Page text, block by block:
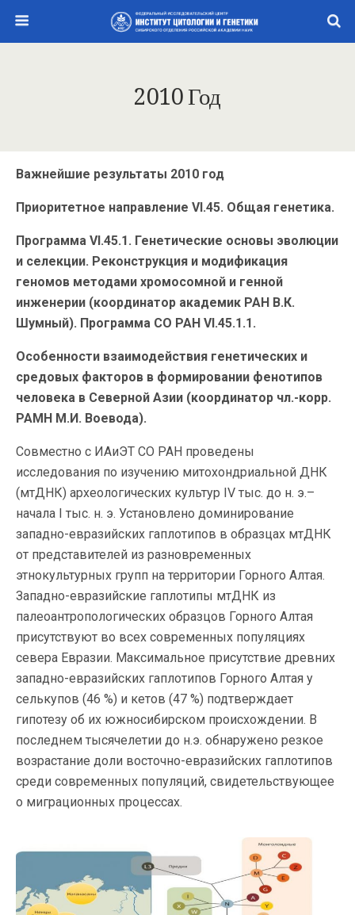
2010 Год
Важнейшие результаты 2010 год
Приоритетное направление VI.45. Общая генетика.
Программа VI.45.1. Генетические основы эволюции
и селекции. Реконструкция и модификация
геномов методами хромосомной и генной
инженерии (координатор академик РАН В.К.
Шумный). Программа СО РАН VI.45.1.1.
Особенности взаимодействия генетических и
средовых факторов в формировании фенотипов
человека в Северной Азии (координатор чл.-корр.
РАМН М.И. Воевода).
Совместно с ИАиЭТ СО РАН проведены
исследования по изучению митохондриальной ДНК
(мтДНК) археологических культур IV тыс. до н. э.–
начала I тыс. н. э. Установлено доминирование
западно-евразийских гаплотипов в образцах мтДНК
от представителей из разновременных
этнокультурных групп на территории Горного Алтая.
Западно-евразийские гаплотипы мтДНК из
палеоантропологических образцов Горного Алтая
присутствуют во всех современных популяциях
севера Евразии. Максимальное присутствие древних
западно-евразийских гаплотипов Горного Алтая у
селькупов (46 %) и кетов (47 %) подтверждает
гипотезу об их южносибирском происхождении. В
последнем тысячелетии до н.э. обнаружено резкое
возрастание доли восточно-евразийских гаплотипов
среди современных популяций, свидетельствующее
о миграционных процессах.